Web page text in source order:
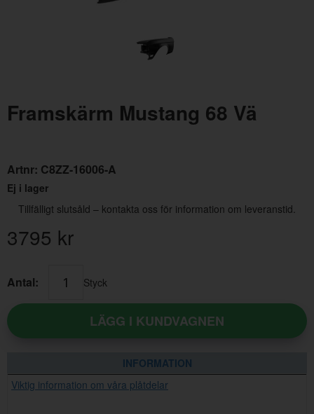
Artnr: D0ZZ-16006-A
4995 kr
Framskärm Mustang 68 Vä
Artnr: C8ZZ-16006-A
Ej i lager
Tillfälligt slutsåld – kontakta oss för information om leveranstid.
3795 kr
Antal: Styck
LÄGG I KUNDVAGNEN
INFORMATION
Viktig information om våra plåtdelar